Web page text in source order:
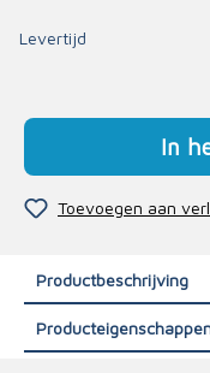
Levertijd
In
Toevoegen aan
Productbeschrijving